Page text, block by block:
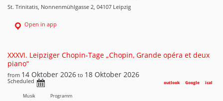
St. Trinitatis, Nonnenmühlgasse 2, 04107 Leipzig
Open in app
XXXVI. Leipziger Chopin-Tage „Chopin, Grande opéra et deux
piano“
from 14 Oktober 2026 to 18 Oktober 2026
Scheduled ical
Google
outlook
Musik Programm